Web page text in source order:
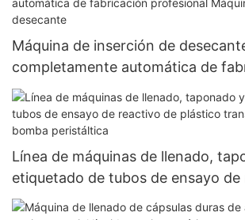
Máquina de inserción de
completamente automática de
profesional Máquina de llenado de
Línea de máquinas de llenado,
etiquetado de tubos de ensayo
plástico transparente con bomba